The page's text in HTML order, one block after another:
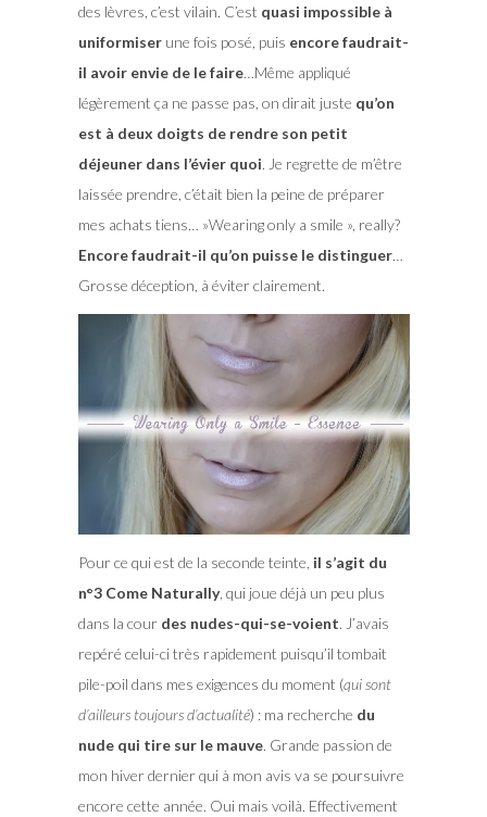
des lèvres, c’est vilain. C’est quasi impossible à
uniformiserune fois posé, puis encore faudrait-
il avoir envie de le faire…Même appliqué
légèrement ça ne passe pas, on dirait juste qu’on
est à deux doigts de rendre son petit
déjeuner dans l’évier quoi. Je regrette de m’être
laissée prendre, c’était bien la peine de préparer
mes achats tiens… »Wearing only a smile », really?
Encore faudrait-il qu’on puisse le distinguer…
Grosse déception, à éviter clairement.
Pour ce qui est de la seconde teinte, il s’agit du
n°3 Come Naturally, qui joue déjà un peu plus
dans la cour des nudes-qui-se-voient. J’avais
repéré celui-ci très rapidement puisqu’il tombait
pile-poil dans mes exigences du moment (qui sont
d’ailleurs toujours d’actualité) : ma recherche du
nude qui tire sur le mauve. Grande passion de
mon hiver dernier qui à mon avis va se poursuivre
encore cette année. Oui mais voilà. Effectivement